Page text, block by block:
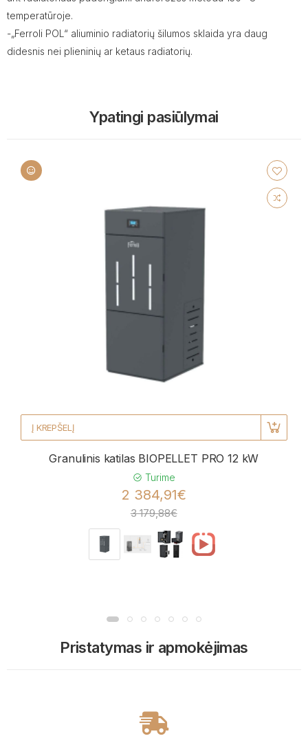
temperatūroje.
-„Ferroli POL“ aliuminio radiatorių šilumos sklaida yra daug
didesnis nei plieninių ar ketaus radiatorių.
Ypatingi pasiūlymai
Į KREPŠELĮ
Granulinis katilas BIOPELLET PRO 12 kW
Turime
2 384,91€
3 179,88€
Pristatymas ir apmokėjimas